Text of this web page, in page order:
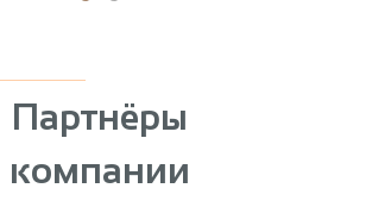
Партнёры
компании